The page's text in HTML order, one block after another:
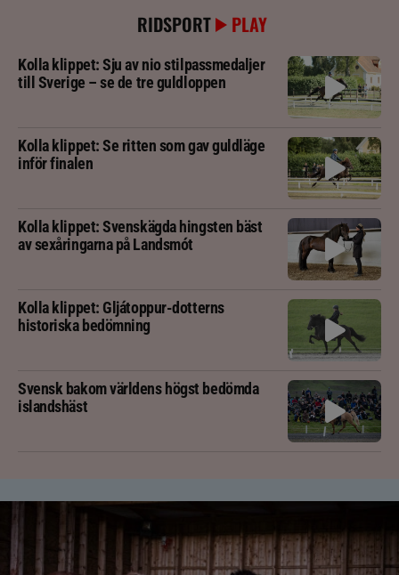
RIDSPORT PLAY
Kolla klippet: Sju av nio stilpassmedaljer
till Sverige – se de tre guldloppen
Kolla klippet: Se ritten som gav guldläge
inför finalen
Kolla klippet: Svenskägda hingsten bäst
av sexåringarna på Landsmót
Kolla klippet: Gljátoppur-dotterns
historiska bedömning
Svensk bakom världens högst bedömda
islandshäst